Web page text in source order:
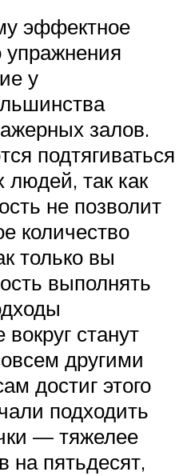
эффектное
упражнения
у
залов.
подтягиваться
людей, так как
не позволит
количество
только вы
выполнять
станут
другими
достиг этого
подходить
— тяжелее
на пятьдесят,